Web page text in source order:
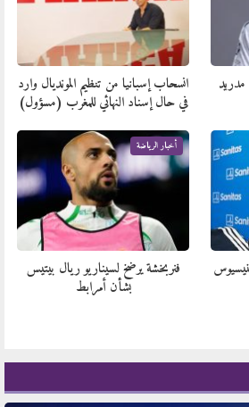
انسحاب إسبانيا من تنظيم المونديال وارد
في حال إسناد النهائي للمغرب (مسؤول)
أخبار الرياضة
فنربخشة يرضخ لسيناريو ريال بيتيس
بشأن أمرابط